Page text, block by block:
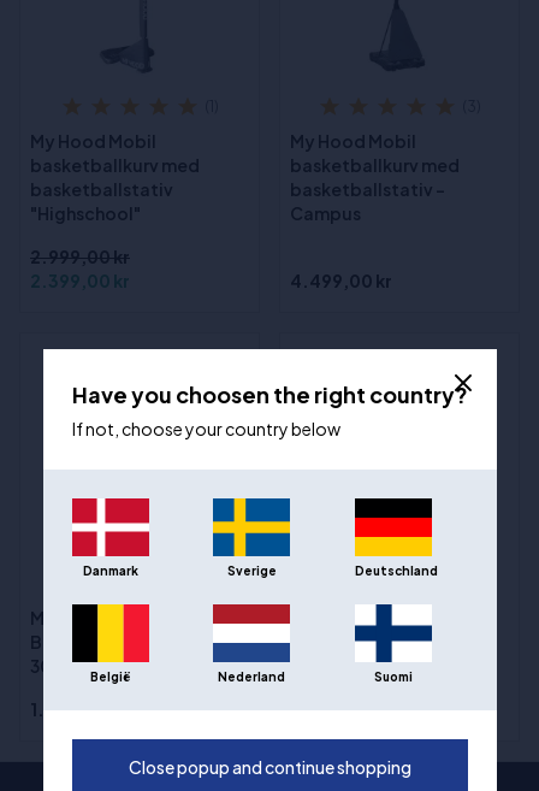
My Hood Mobil
basketballkurv med
basketballstativ
"Highschool"
2.999,00 kr
2.399,00 kr
My Hood Mobil
basketballkurv med
basketballstativ -
Campus
4.499,00 kr
My Hood
Basketballstativ Heat
305 cm
1.790,00 kr
«Champion»
5.499,00 kr
Have you choosen the right country?
If not, choose your country below
Danmark Sverige Deutschland
België Nederland Suomi
Close popup and continue shopping